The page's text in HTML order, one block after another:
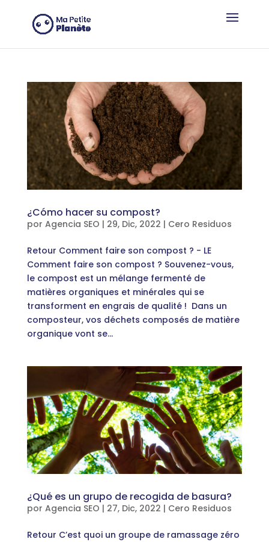
¿Cómo hacer su compost?
por Agencia SEO | 29, Dic, 2022 | Cero Residuos
Retour Comment faire son compost ? - LE
Comment faire son compost ? Souvenez-vous,
le compost est un mélange fermenté de
matières organiques et minérales qui se
transforment en engrais de qualité ! Dans un
composteur, vos déchets composés de matière
organique vont se...
¿Qué es un grupo de recogida de basura?
por Agencia SEO | 27, Dic, 2022 | Cero Residuos
Retour C’est quoi un groupe de ramassage zéro